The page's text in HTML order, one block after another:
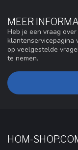
MEER
Heb je een vraag
klantenservicepagina
op veelgestelde
te nemen.
HOM-